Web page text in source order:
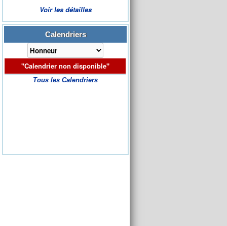
Voir les détailles
Calendriers
"Calendrier non disponible"
Tous les Calendriers